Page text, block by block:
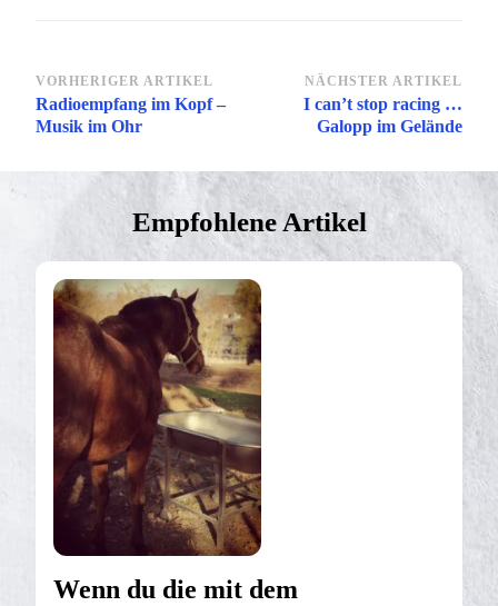
Beitragsnavigation
VORHERIGER ARTIKEL
Radioempfang im Kopf –
Musik im Ohr
NÄCHSTER ARTIKEL
I can’t stop racing …
Galopp im Gelände
Empfohlene Artikel
Wenn du die mit dem